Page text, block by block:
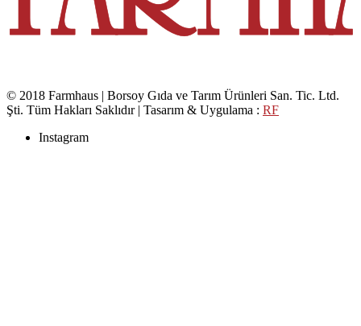
© 2018 Farmhaus | Borsoy Gıda ve Tarım Ürünleri San. Tic. Ltd.
Şti. Tüm Hakları Saklıdır | Tasarım & Uygulama : RF
Instagram